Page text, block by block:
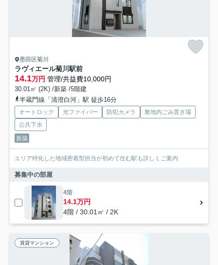
墨田区菊川
ラヴィエール菊川駅前
14.1万円 管理/共益費10,000円
30.01㎡ (2K) /新築 /5階建
半蔵門線「清澄白河」駅 徒歩16分
オートロック 光ファイバー 防犯カメラ
敷地内ごみ置き場
公共下水
新築
エリア特化した地域密着型担当が初めて住む駅も詳しくご案内
募集中の部屋
4階
14.1万円
4階 / 30.01㎡ / 2K
賃貸マンション